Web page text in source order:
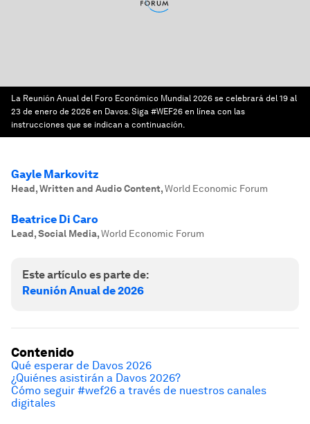
La Reunión Anual del Foro Económico Mundial 2026 se celebrará del 19 al
23 de enero de 2026 en Davos. Siga #WEF26 en línea con las
instrucciones que se indican a continuación.
Gayle Markovitz
Head, Written and Audio Content,World Economic Forum
Beatrice Di Caro
Lead, Social Media,World Economic Forum
Este artículo es parte de:
Reunión Anual de 2026
Contenido
Qué esperar de Davos 2026
¿Quiénes asistirán a Davos 2026?
Cómo seguir #wef26 a través de nuestros canales
digitales